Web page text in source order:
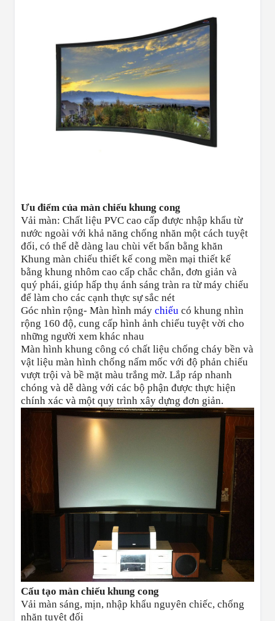
Ưu điểm của màn chiếu khung cong
Vải màn: Chất liệu PVC cao cấp được nhập khẩu từ
nước ngoài với khả năng chống nhăn một cách tuyệt
đối, có thể dễ dàng lau chùi vết bẩn bằng khăn
Khung màn chiếu thiết kế cong mền mại thiết kế
bằng khung nhôm cao cấp chắc chắn, đơn giản và
quý phái, giúp hấp thụ ánh sáng tràn ra từ máy chiếu
để làm cho các cạnh thực sự sắc nét
Góc nhìn rộng- Màn hình máy chiếu có khung nhìn
rộng 160 độ, cung cấp hình ảnh chiếu tuyệt vời cho
những người xem khác nhau
Màn hình khung công có chất liệu chống cháy bền và
vật liệu màn hình chống nấm mốc với độ phản chiếu
vượt trội và bề mặt màu trắng mờ. Lắp ráp nhanh
chóng và dễ dàng với các bộ phận được thực hiện
chính xác và một quy trình xây dựng đơn giản.
Cấu tạo màn chiếu khung cong
Vải màn sáng, mịn, nhập khẩu nguyên chiếc, chống
nhăn tuyệt đối